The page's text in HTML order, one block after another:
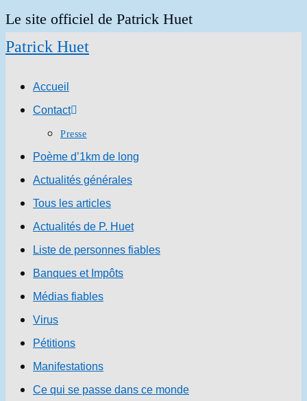
Skip
to
Le site officiel de Patrick Huet
Patrick Huet
Accueil
Contact
Presse
Poème d’1km de long
Actualités générales
Tous les articles
Actualités de P. Huet
Liste de personnes fiables
Banques et Impôts
Médias fiables
Virus
Pétitions
Manifestations
Ce qui se passe dans ce monde